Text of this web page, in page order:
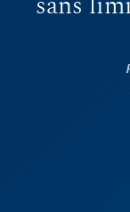
sans